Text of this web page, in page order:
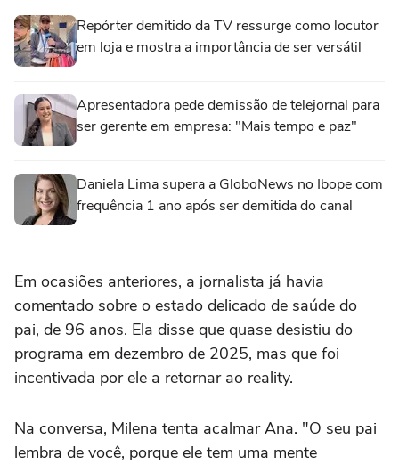
Repórter demitido da TV ressurge como locutor
em loja e mostra a importância de ser versátil
Apresentadora pede demissão de telejornal para
ser gerente em empresa: "Mais tempo e paz"
Daniela Lima supera a GloboNews no Ibope com
frequência 1 ano após ser demitida do canal
Em ocasiões anteriores, a jornalista já havia
comentado sobre o estado delicado de saúde do
pai, de 96 anos. Ela disse que quase desistiu do
programa em dezembro de 2025, mas que foi
incentivada por ele a retornar ao reality.
Na conversa, Milena tenta acalmar Ana. "O seu pai
lembra de você, porque ele tem uma mente